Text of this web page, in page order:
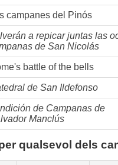
campanes del Pinós
a repicar juntas las
de San Nicolás
battle of the bells
de San Ildefonso
de Campanas de
Manclús
qualsevol dels